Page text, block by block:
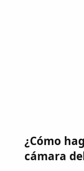
¿Cómo
cámara